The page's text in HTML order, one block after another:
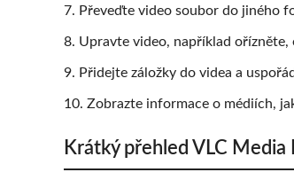
7. Převeďte video soubor do jiného
8. Upravte video, například ořízněte,
9. Přidejte záložky do videa a
10. Zobrazte informace o médiích,
Krátký přehled VLC Media